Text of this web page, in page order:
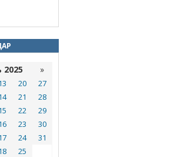
»
20 27
21 28
22 29
23 30
24 31
25